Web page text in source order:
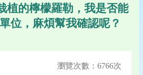
植的檸檬羅勒，我是否能
位，麻煩幫我確認呢？
瀏覽次數：6766次